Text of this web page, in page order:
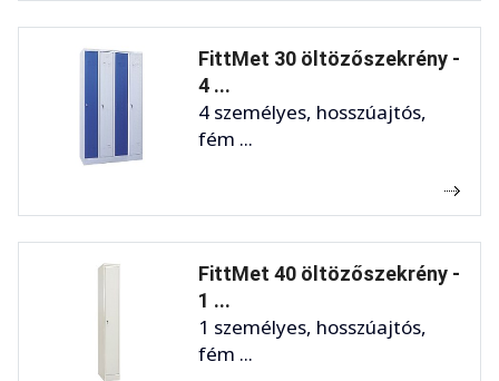
FittMet 30 öltözőszekrény -
4 ...
4 személyes, hosszúajtós,
fém ...
FittMet 40 öltözőszekrény -
1 ...
1 személyes, hosszúajtós,
fém ...